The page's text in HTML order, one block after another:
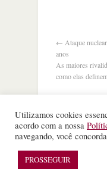
← Ataque
anos
As maiores
como elas
©Nota Alta
WordPress
Utilizamos cookies
acordo com a nossa
navegando, você
PROSSEGUIR